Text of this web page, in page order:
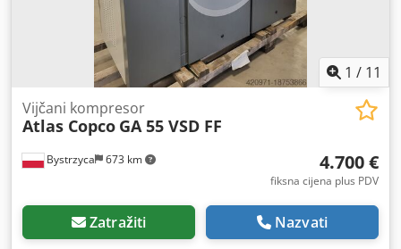
1 / 11
Bystrzyca 673 km
Vijčani kompresor
Atlas Copco GA 55 VSD FF
4.700 €
fiksna cijena plus PDV
Zatražiti Nazvati